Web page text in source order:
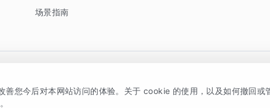
场景指南
号
您今后对本网站访问的体验。关于 cookie 的使用，以及如何撤回或